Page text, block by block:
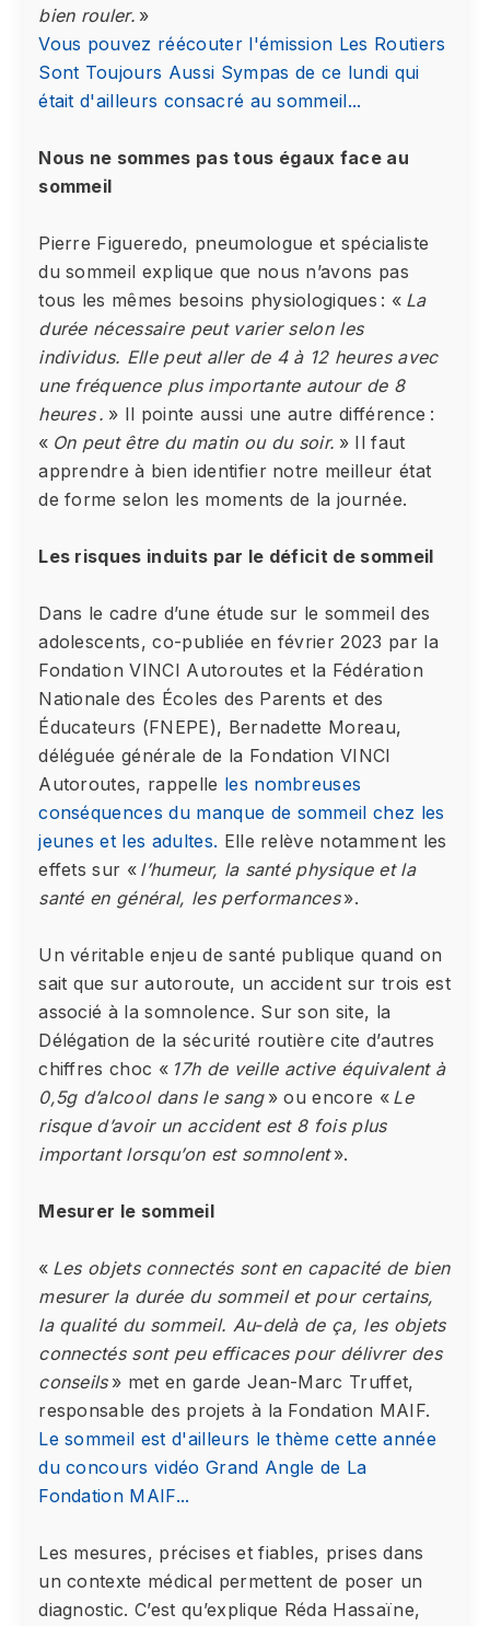
bien rouler. »
Vous pouvez réécouter l'émission Les Routiers
Sont Toujours Aussi Sympas de ce lundi qui
était d'ailleurs consacré au sommeil...
Nous ne sommes pas tous égaux face au
sommeil
Pierre Figueredo, pneumologue et spécialiste
du sommeil explique que nous n’avons pas
tous les mêmes besoins physiologiques : « La
durée nécessaire peut varier selon les
individus. Elle peut aller de 4 à 12 heures avec
une fréquence plus importante autour de 8
heures . » Il pointe aussi une autre différence :
« On peut être du matin ou du soir. » Il faut
apprendre à bien identifier notre meilleur état
de forme selon les moments de la journée.
Les risques induits par le déficit de sommeil
Dans le cadre d’une étude sur le sommeil des
adolescents, co-publiée en février 2023 par la
Fondation VINCI Autoroutes et la Fédération
Nationale des Écoles des Parents et des
Éducateurs (FNEPE), Bernadette Moreau,
déléguée générale de la Fondation VINCI
Autoroutes, rappelle les nombreuses
conséquences du manque de sommeil chez les
jeunes et les adultes. Elle relève notamment les
effets sur « l’humeur, la santé physique et la
santé en général, les performances».
Un véritable enjeu de santé publique quand on
sait que sur autoroute, un accident sur trois est
associé à la somnolence. Sur son site, la
Délégation de la sécurité routière cite d’autres
chiffres choc « 17h de veille active équivalent à
0,5g d’alcool dans le sang» ou encore « Le
risque d’avoir un accident est 8 fois plus
important lorsqu’on est somnolent».
Mesurer le sommeil
« Les objets connectés sont en capacité de bien
mesurer la durée du sommeil et pour certains,
la qualité du sommeil. Au-delà de ça, les objets
connectés sont peu efficaces pour délivrer des
conseils» met en garde Jean-Marc Truffet,
responsable des projets à la Fondation MAIF.
Le sommeil est d'ailleurs le thème cette année
du concours vidéo Grand Angle de La
Fondation MAIF...
Les mesures, précises et fiables, prises dans
un contexte médical permettent de poser un
diagnostic. C’est qu’explique Réda Hassaïne,